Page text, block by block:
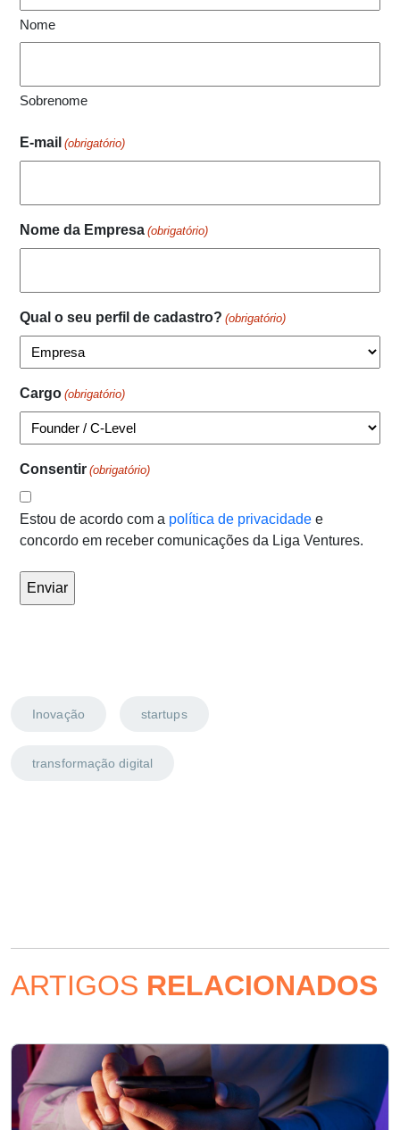
Nome
Sobrenome
E-mail (obrigatório)
Nome da Empresa (obrigatório)
Qual o seu perfil de cadastro? (obrigatório)
Cargo (obrigatório)
Consentir (obrigatório)
Estou de acordo com a política de privacidade e
concordo em receber comunicações da Liga Ventures.
Inovação startups
transformação digital
ARTIGOS RELACIONADOS